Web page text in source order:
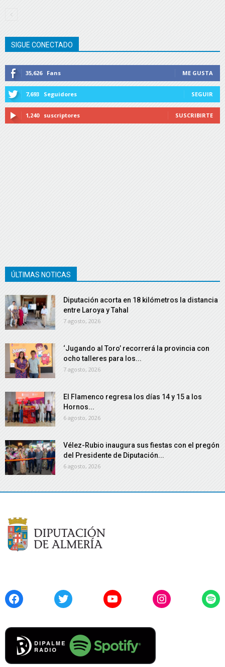
SIGUE CONECTADO
35,626 Fans ME GUSTA
7,693 Seguidores SEGUIR
1,240 suscriptores SUSCRIBIRTE
ÚLTIMAS NOTICAS
Diputación acorta en 18 kilómetros la distancia
entre Laroya y Tahal
7 agosto, 2026
‘Jugando al Toro’ recorrerá la provincia con
ocho talleres para los...
7 agosto, 2026
El Flamenco regresa los días 14 y 15 a los
Hornos...
6 agosto, 2026
Vélez-Rubio inaugura sus fiestas con el pregón
del Presidente de Diputación...
6 agosto, 2026
FacebookTwitter YouTubeInstagram